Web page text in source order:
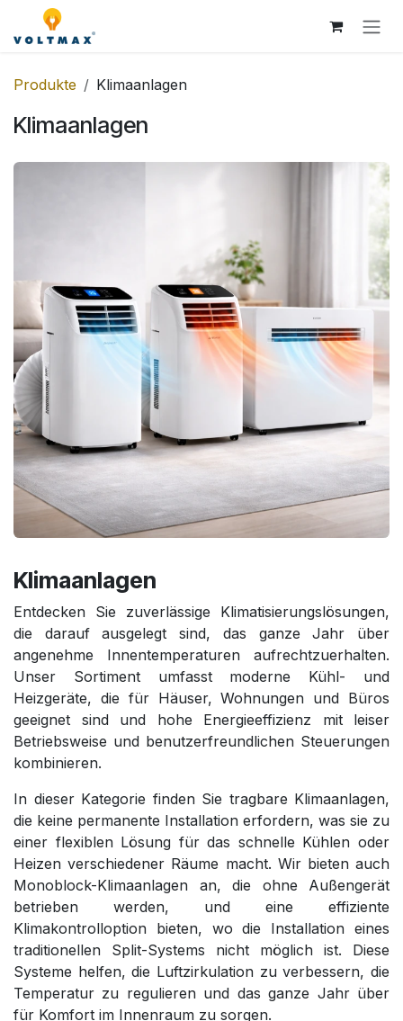
Zum Inhalt springen
Produkte Klimaanlagen
Klimaanlagen
Klimaanlagen
Entdecken Sie zuverlässige Klimatisierungslösungen,
die darauf ausgelegt sind, das ganze Jahr über
angenehme Innentemperaturen aufrechtzuerhalten.
Unser Sortiment umfasst moderne Kühl- und
Heizgeräte, die für Häuser, Wohnungen und Büros
geeignet sind und hohe Energieeffizienz mit leiser
Betriebsweise und benutzerfreundlichen Steuerungen
kombinieren.
In dieser Kategorie finden Sie tragbare Klimaanlagen,
die keine permanente Installation erfordern, was sie zu
einer flexiblen Lösung für das schnelle Kühlen oder
Heizen verschiedener Räume macht. Wir bieten auch
Monoblock-Klimaanlagen an, die ohne Außengerät
betrieben werden, und eine effiziente
Klimakontrolloption bieten, wo die Installation eines
traditionellen Split-Systems nicht möglich ist. Diese
Systeme helfen, die Luftzirkulation zu verbessern, die
Temperatur zu regulieren und das ganze Jahr über
für Komfort im Innenraum zu sorgen.